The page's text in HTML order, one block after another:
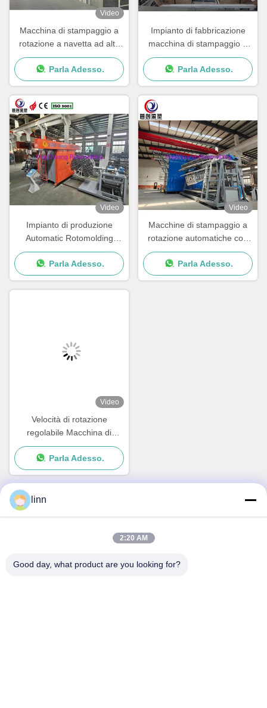
Video
Macchina di stampaggio a
rotazione a navetta ad alte
prestazioni per una
produzione fluida e costante
Parla Adesso.
Impianto di fabbricazione
macchina di stampaggio a
rotazione con velocità di
rotazione e prestazioni
regolabili
Parla Adesso.
Video
Impianto di produzione
Automatic Rotomolding
Machine PLC Control
System con tempo di ciclo di
15-30min
Parla Adesso.
Video
Macchine di stampaggio a
rotazione automatiche con
velocità di rotazione
regolabile
Parla Adesso.
Video
Velocità di rotazione
regolabile Macchina di
stampaggio rotante
attrezzature di stampaggio
rotativo produzione veloce
Parla Adesso.
No.30 Chuangye West Road, città di Chunjiang, distretto di
linn
2:20 AM
Good day, what product are you looking for?